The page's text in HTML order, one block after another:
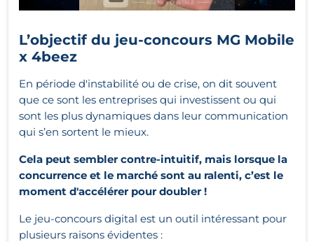
L’objectif du jeu-concours MG Mobile
x 4beez
En période d'instabilité ou de crise, on dit souvent
que ce sont les entreprises qui investissent ou qui
sont les plus dynamiques dans leur communication
qui s’en sortent le mieux.
Cela peut sembler contre-intuitif, mais lorsque la
concurrence et le marché sont au ralenti, c’est le
moment d'accélérer pour doubler !
Le jeu-concours digital est un outil intéressant pour
plusieurs raisons évidentes :